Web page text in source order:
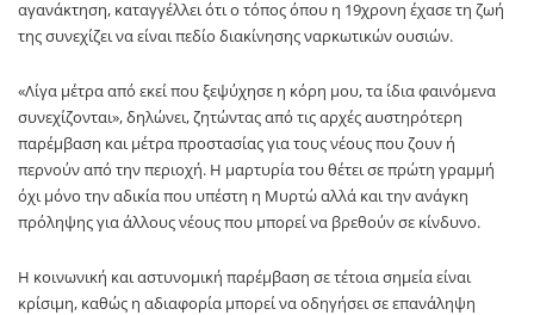
αγανάκτηση, καταγγέλλει ότι ο τόπος όπου η 19χρονη έχασε τη ζωή
της συνεχίζει να είναι πεδίο διακίνησης ναρκωτικών ουσιών.
«Λίγα μέτρα από εκεί που ξεψύχησε η κόρη μου, τα ίδια φαινόμενα
συνεχίζονται», δηλώνει, ζητώντας από τις αρχές αυστηρότερη
παρέμβαση και μέτρα προστασίας για τους νέους που ζουν ή
περνούν από την περιοχή. Η μαρτυρία του θέτει σε πρώτη γραμμή
όχι μόνο την αδικία που υπέστη η Μυρτώ αλλά και την ανάγκη
πρόληψης για άλλους νέους που μπορεί να βρεθούν σε κίνδυνο.
Η κοινωνική και αστυνομική παρέμβαση σε τέτοια σημεία είναι
κρίσιμη, καθώς η αδιαφορία μπορεί να οδηγήσει σε επανάληψη